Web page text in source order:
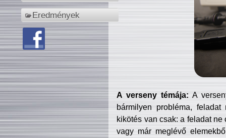
Eredmények
A verseny témája: A
bármilyen probléma, feladat
kikötés van csak: a feladat
vagy már meglévő